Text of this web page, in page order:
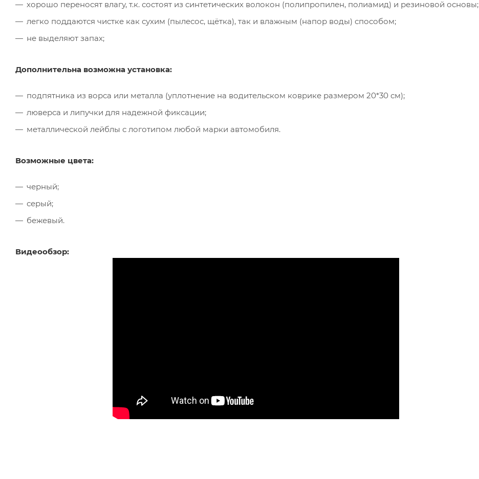
хорошо переносят влагу, т.к. состоят из синтетических волокон (полипропилен, полиамид) и резиновой основы;
легко поддаются чистке как сухим (пылесос, щётка), так и влажным (напор воды) способом;
не выделяют запах;
Дополнительна возможна установка:
подпятника из ворса или металла (уплотнение на водительском коврике размером 20*30 см);
люверса и липучки для надежной фиксации;
металлической лейблы с логотипом любой марки автомобиля.
Возможные цвета:
черный;
серый;
бежевый.
Видеообзор: